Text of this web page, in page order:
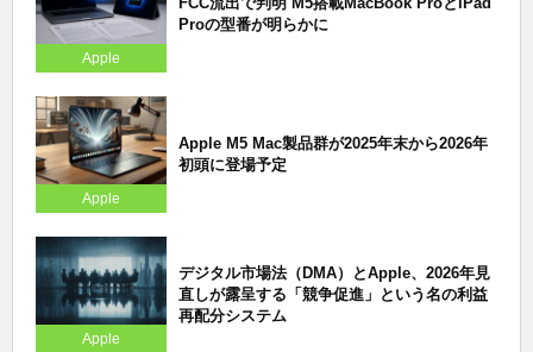
Apple
Proの型番が明らかに
Apple
Apple M5 Mac製品群が2025年末から2026年
初頭に登場予定
Apple
デジタル市場法（DMA）とApple、2026年見
直しが露呈する「競争促進」という名の利益
再配分システム